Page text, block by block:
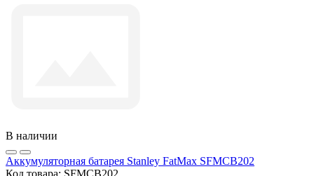
В наличии
Аккумуляторная батарея Stanley FatMax SFMCB202
Код товара: SFMCB202